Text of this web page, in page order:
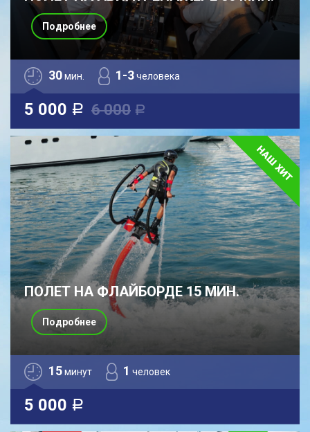
30мин. 1-3человека
5 000 a 6 000 a
Подробнее
ПОЛЕТ НА ФЛАЙБОРДЕ 15 МИН.
15минут 1 человек
5 000 a
Подробнее